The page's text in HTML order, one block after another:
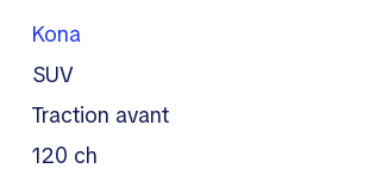
Kona
SUV
traction avant
120 ch